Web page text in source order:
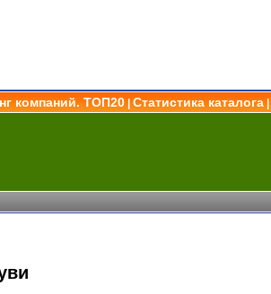
компаний. ТОП20 Статистика каталога